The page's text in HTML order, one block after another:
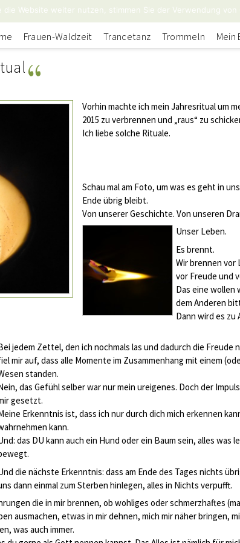
Frauen-Waldzeit Trancetanz Trommeln Mein
Vorhin machte ich mein Jahresritual um
2015 zu verbrennen und „raus“ zu
Ich liebe solche Rituale.
Schau mal am Foto, um was es geht in
Ende übrig bleibt.
Von unserer Geschichte. Von unseren
Unser Leben.
Es brennt.
Wir brennen vor
vor Freude und
Das eine wollen
dem Anderen
Dann wird es zu
jedem Zettel, den ich nochmals las und dadurch die Freude
mir auf, dass alle Momente im Zusammenhang mit einem
standen.
das Gefühl selber war nur mein ureigenes. Doch der
gesetzt.
Erkenntnis ist, dass ich nur durch dich mich erkennen
kann.
das DU kann auch ein Hund oder ein Baum sein, alles was
die nächste Erkenntnis: dass am Ende des Tages nichts
dann einmal zum Sterben hinlegen, alles in Nichts verpufft.
die in mir brennen, ob wohliges oder schmerzhaftes
ausmachen, etwas in mir dehnen, mich mir näher bringen,
was auch immer.
Website weiter nutzen, stimmen Sie der Verwendung von